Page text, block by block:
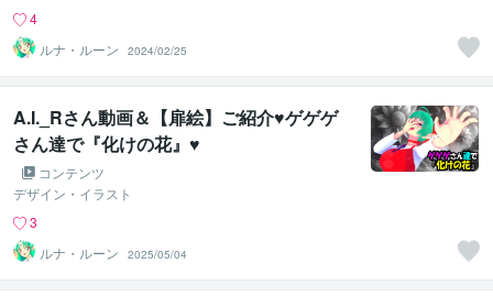
4
ルナ・ルーン
2024/02/25
A.I._Rさん動画＆【扉絵】ご紹介♥ゲゲゲ
さん達で『化けの花』♥
コンテンツ
デザイン・イラスト
3
ルナ・ルーン
2025/05/04